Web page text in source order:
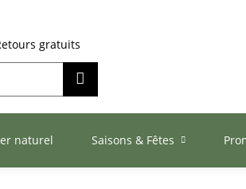
gratuits
naturel Saisons & Fêtes